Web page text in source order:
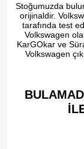
Stoğumuzda
orijinaldir.
tarafında test
Volkswagen
KarGOkar ve
Volkswagen